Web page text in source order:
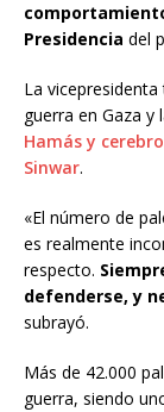
Presidencia del
La
guerra en Gaza y
Hamás y
Sinwar.
«El número de
es realmente
respecto.
defenderse, y
subrayó.
Más de 42.000
guerra, siendo